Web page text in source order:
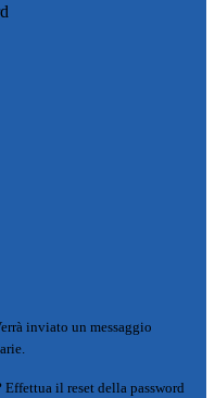
inviato un messaggio
il reset della password